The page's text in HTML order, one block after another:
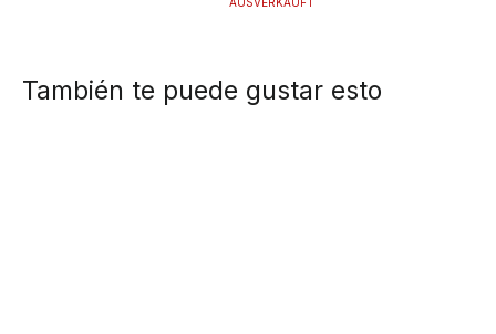
También te puede gustar esto